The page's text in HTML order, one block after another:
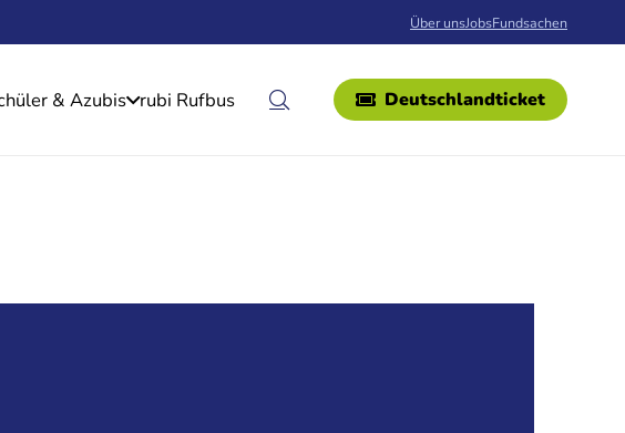
Über unsJobsFundsachen
& Azubis rubi Rufbus Deutschlandticket